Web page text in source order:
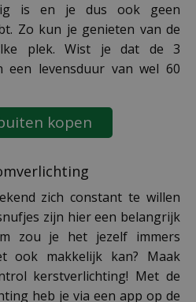
is en je dus ook geen
Zo kun je genieten van de
plek. Wist je dat de 3
een levensduur van wel 60
kopen
zich constant te willen
zijn hier een belangrijk
zou je het jezelf immers
ook makkelijk kan? Maak
kerstverlichting! Met de
heb je via een app op de